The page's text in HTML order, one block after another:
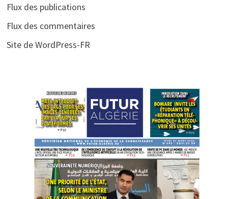
Flux des publications
Flux des commentaires
Site de WordPress-FR